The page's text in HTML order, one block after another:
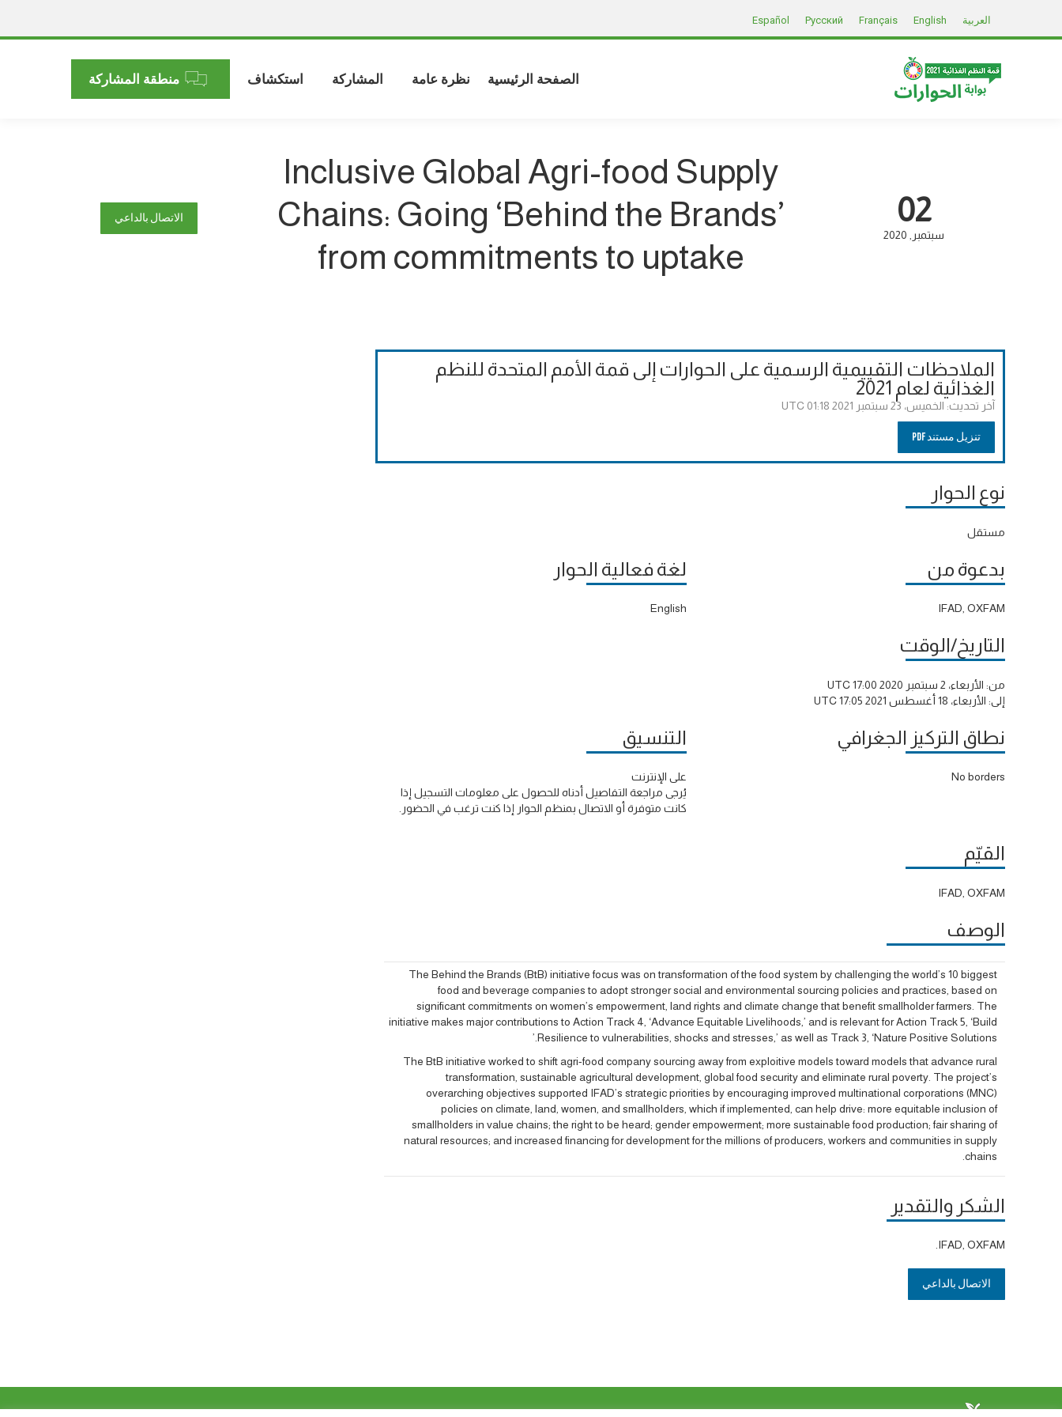
العربية English
Français
Русский
Español
الصفحة الرئيسية نظرة عامة المشاركة استكشاف منطقة المشاركة
02
سبتمبر 2020
Inclusive Global Agri-food Supply
Chains: Going ‘Behind the Brands’
from commitments to uptake
الاتصال بالداعي
الملاحظات التقييمية الرسمية على الحوارات إلى قمة الأمم المتحدة للنظم
الغذائية لعام 2021
آخر تحديث: الخميس، 23 سبتمبر 2021 01:18 UTC
تنزيل مستند PDF
نوع الحوار
مستقل
بدعوة من
IFAD, OXFAM
لغة فعالية الحوار
English
التاريخ/الوقت
من: الأربعاء، 2 سبتمبر 2020 17:00 UTC
إلى: الأربعاء، 18 أغسطس 2021 17:05 UTC
نطاق التركيز الجغرافي
No borders
التنسيق
على الإنترنت
يُرجى مراجعة التفاصيل أدناه للحصول على معلومات التسجيل إذا
كانت متوفرة أو الاتصال بمنظم الحوار إذا كنت ترغب في الحضور.
القيّم
IFAD, OXFAM
الوصف
The Behind the Brands (BtB) initiative focus was on transformation of the food system by challenging the world’s 10 biggest
food and beverage companies to adopt stronger social and environmental sourcing policies and practices, based on
significant commitments on women’s empowerment, land rights and climate change that benefit smallholder farmers. The
initiative makes major contributions to Action Track 4, ‘Advance Equitable Livelihoods,’ and is relevant for Action Track 5, ‘Build
Resilience to vulnerabilities, shocks and stresses,’ as well as Track 3, ‘Nature Positive Solutions.’
The BtB initiative worked to shift agri-food company sourcing away from exploitive models toward models that advance rural
transformation, sustainable agricultural development, global food security and eliminate rural poverty. The project’s
overarching objectives supported IFAD’s strategic priorities by encouraging improved multinational corporations (MNC)
policies on climate, land, women, and smallholders, which if implemented, can help drive: more equitable inclusion of
smallholders in value chains; the right to be heard; gender empowerment; more sustainable food production; fair sharing of
natural resources; and increased financing for development for the millions of producers, workers and communities in supply
chains.
الشكر والتقدير
IFAD, OXFAM.
الاتصال بالداعي